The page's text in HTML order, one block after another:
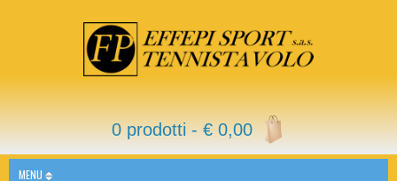
0 prodotti -€0,00
MENU